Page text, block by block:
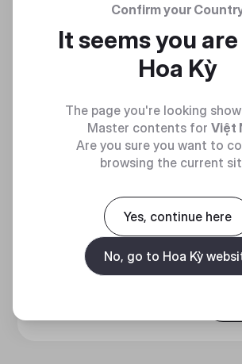
HAF 700
Confirm your
It seems you
Hoa Kỳ
The page you're looking
Master contents for Việt
Are you sure you want to
browsing the current
Yes, continue here
No, go to Hoa Kỳ